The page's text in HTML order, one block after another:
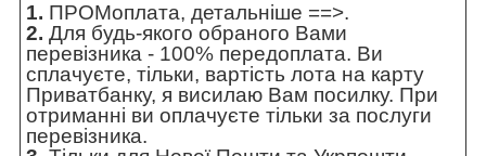
1. ПРОМоплата, детальніше ==>.
2. Для будь-якого обраного Вами
перевізника - 100% передоплата. Ви
сплачуєте, тільки, вартість лота на карту
Приватбанку, я висилаю Вам посилку. При
отриманні ви оплачуєте тільки за послуги
перевізника.